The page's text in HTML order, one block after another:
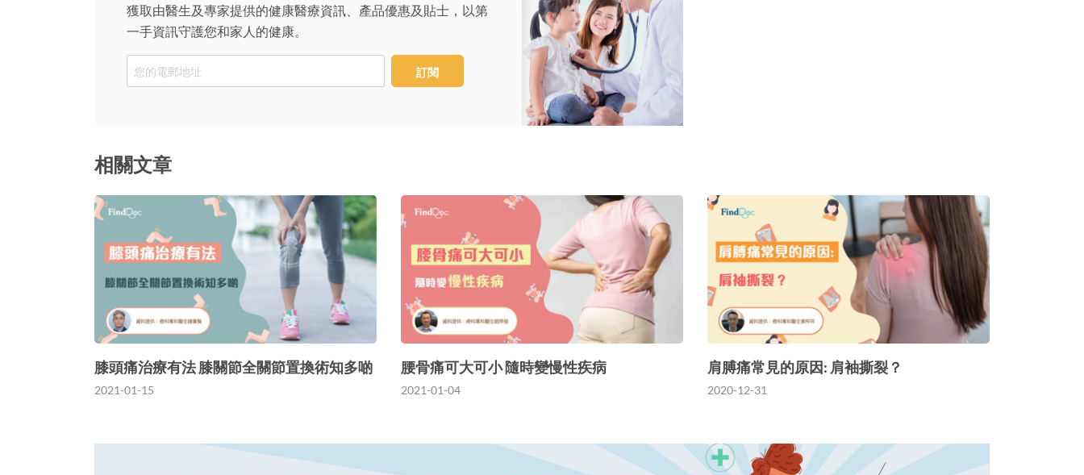
獲取由醫生及專家提供的健康醫療資訊、產品優惠及貼士，以第
一手資訊守護您和家人的健康。
Email
訂閱
相關文章
膝頭痛治療有法 膝關節全關節置換術知多啲
2021-01-15
腰骨痛可大可小 隨時變慢性疾病
2021-01-04
肩膊痛常見的原因: 肩袖撕裂？
2020-12-31